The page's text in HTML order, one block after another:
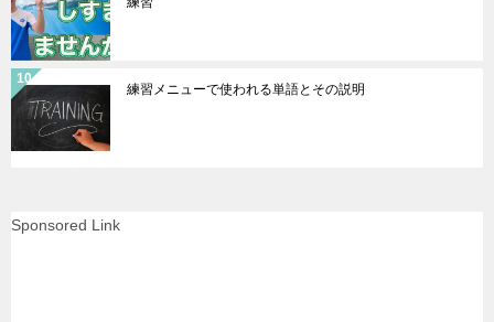
練習メニューで使われる単語とその説明
Sponsored Link